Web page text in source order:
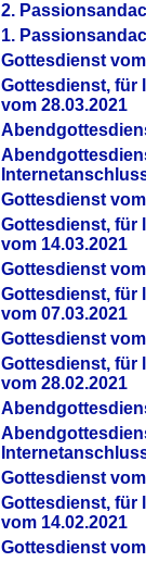
2.
1.
Gottesdienst
Gottesdienst, für
vom 28.03.2021
Gottesdienst
Gottesdienst, für
vom 14.03.2021
Gottesdienst
Gottesdienst, für
vom 07.03.2021
Gottesdienst
Gottesdienst, für
vom 28.02.2021
Gottesdienst
Gottesdienst, für
vom 14.02.2021
Gottesdienst